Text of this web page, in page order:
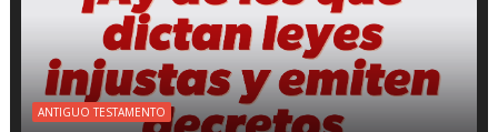
ANTIGUO TESTAMENTO